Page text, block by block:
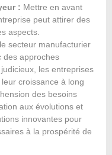
: Mettre en avant
peut attirer des
aspects.
secteur manufacturier
des approches
les entreprises
croissance à long
des besoins
aux évolutions et
innovantes pour
à la prospérité de